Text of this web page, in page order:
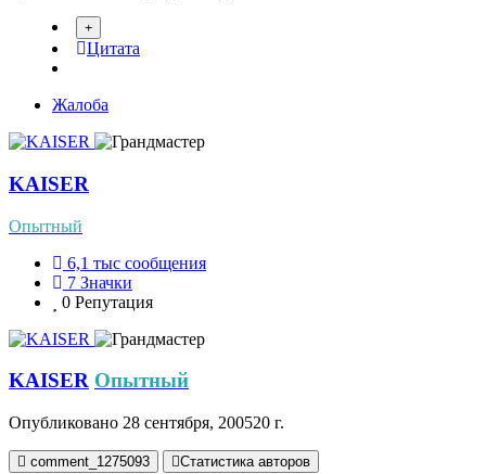
Цитата
Жалоба
KAISER
Опытный
6,1 тыс сообщения
7 Значки
0 Репутация
KAISER Опытный
Опубликовано 28 сентября, 200520 г.
comment_1275093 Статистика авторов